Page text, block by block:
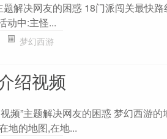
题解决网友的困惑 18门派闯关最快
动中:主怪...
梦幻西游
绍视频
频”主题解决网友的困惑 梦幻西游
地的地图,在地...